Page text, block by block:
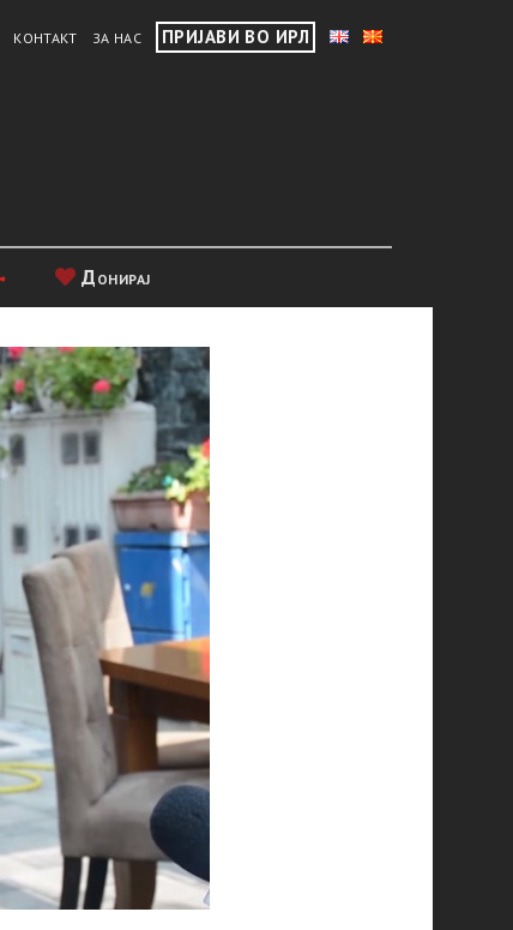
КОНТАКТ ЗА НАС ПРИЈАВИ ВО ИРЛ
Донирај